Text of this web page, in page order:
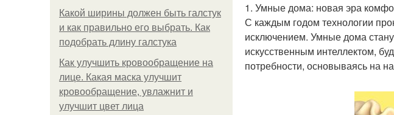
Какой ширины должен быть галстук
и как правильно его выбрать. Как
подобрать длину галстука
Как улучшить кровообращение на
лице. Какая маска улучшит
кровообращение, увлажнит и
улучшит цвет лица
1. Умные дома: новая эра
С каждым годом технологии
исключением. Умные дома
искусственным интеллектом,
потребности, основываясь на